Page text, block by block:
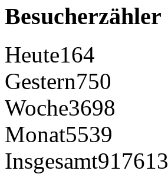
Besucherzähler
Heute164
Gestern750
Woche3698
Monat5539
Insgesamt917613